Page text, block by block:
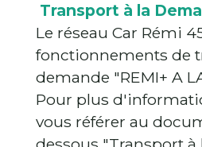
Transport à la
Le réseau Car Rémi
fonctionnements de
demande "REMI+ A
Pour plus
vous référer au